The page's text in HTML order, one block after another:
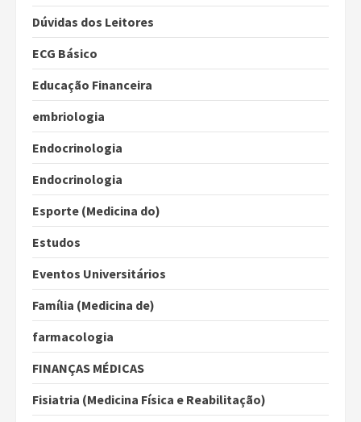
Dúvidas dos Leitores
ECG Básico
Educação Financeira
embriologia
Endocrinologia
Endocrinologia
Esporte (Medicina do)
Estudos
Eventos Universitários
Família (Medicina de)
farmacologia
FINANÇAS MÉDICAS
Fisiatria (Medicina Física e Reabilitação)